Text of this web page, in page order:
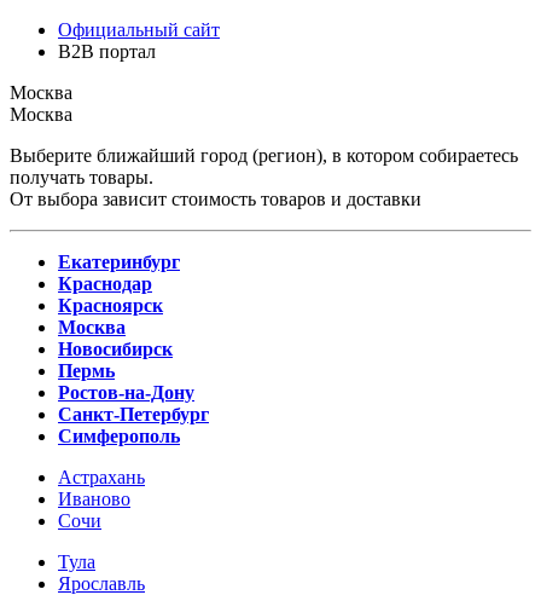
Официальный сайт
B2B портал
Москва
Москва
Выберите ближайший город (регион), в котором собираетесь
получать товары.
От выбора зависит стоимость товаров и доставки
Екатеринбург
Краснодар
Красноярск
Москва
Новосибирск
Пермь
Ростов-на-Дону
Санкт-Петербург
Симферополь
Астрахань
Иваново
Сочи
Тула
Ярославль